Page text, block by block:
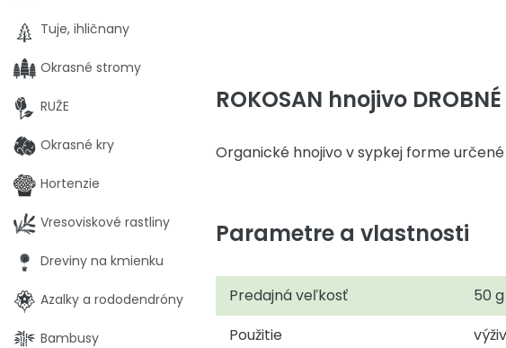
ROKOSAN hnojivo
Organické hnojivo v sypkej forme
Parametre a vlastnosti
Predajná veľkosť
50 g
Použitie
Tuje, ihličnany
Okrasné stromy
RUŽE
Okrasné kry
Hortenzie
Vresoviskové rastliny
Dreviny na kmienku
Azalky a rododendróny
Bambusy